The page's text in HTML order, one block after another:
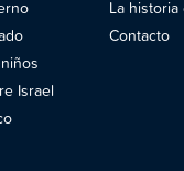
Israel
La
Contacto